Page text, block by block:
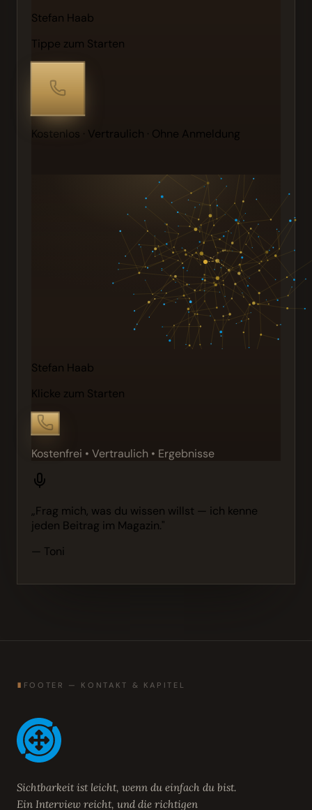
Stefan Haab
Tippe zum Starten
Kostenlos · Vertraulich · Ohne Anmeldung
Stefan Haab
Klicke zum Starten
Kostenfrei • Vertraulich • Ergebnisse
„Frag mich, was du wissen willst — ich kenne
jeden Beitrag im Magazin."
— Toni
∎ FOOTER — KONTAKT & KAPITEL
Sichtbarkeit ist leicht, wenn du einfach du bist.
Ein Interview reicht, und die richtigen